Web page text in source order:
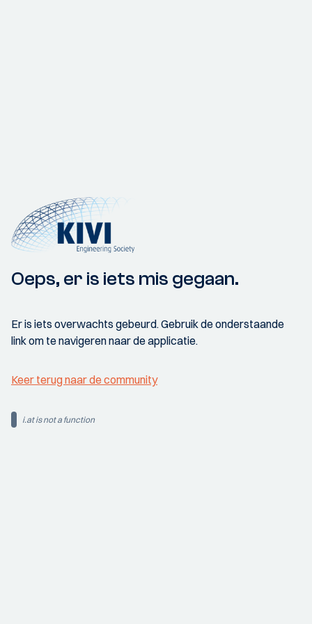
Oeps, er is iets mis gegaan.
Er is iets overwachts gebeurd. Gebruik de onderstaande
link om te navigeren naar de applicatie.
Keer terug naar de community
i.at is not a function